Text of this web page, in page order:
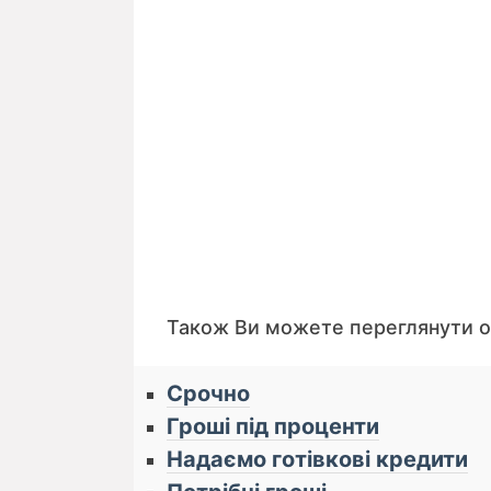
Також Ви можете переглянути
Срочно
Гроші під проценти
Надаємо готівкові кредити